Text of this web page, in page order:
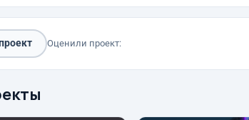
Оценили проект: